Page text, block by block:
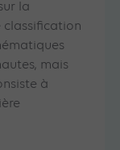
la
classification
mais
à